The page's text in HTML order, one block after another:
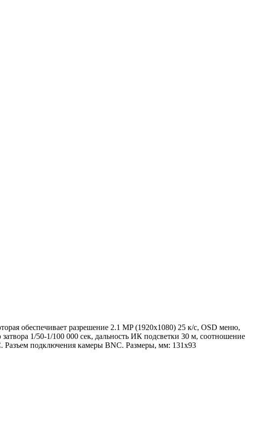
обеспечивает разрешение 2.1 MP (1920х1080) 25 к/с, OSD меню,
1/50-1/100 000 сек, дальность ИК подсветки 30 м, соотношение
Разъем подключения камеры BNC. Размеры, мм: 131x93